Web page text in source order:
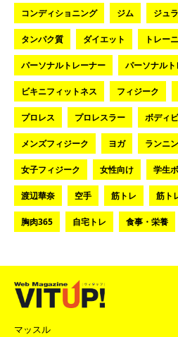
コンディショニング ジム ジュ
タンパク質 ダイエット トレー
パーソナルトレーナー パーソナル
ビキニフィットネス フィジーク
プロレス プロレスラー ボディ
メンズフィジーク ヨガ ランニ
女子フィジーク 女性向け 学生
渡辺華奈 空手 筋トレ 筋ト
胸肉365 自宅トレ 食事・栄養
マッスル